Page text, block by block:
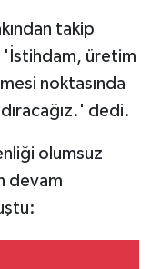
takip
'İstihdam, üretim
noktasında
dedi.
olumsuz
devam